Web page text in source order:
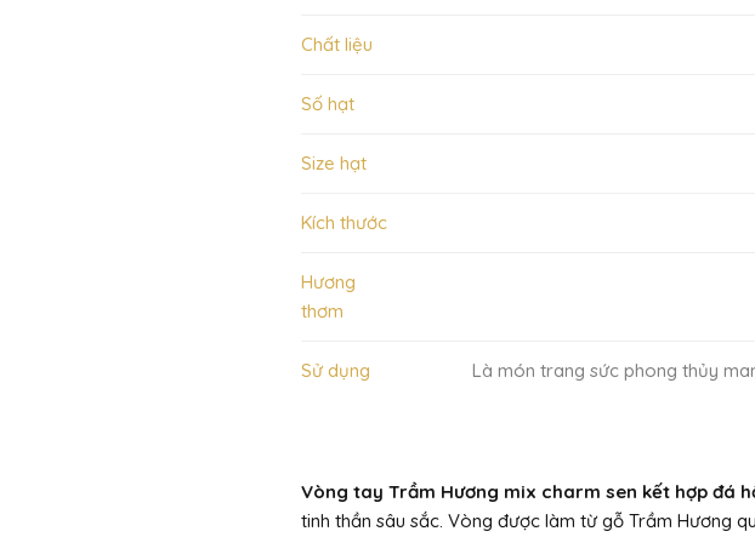
Chất liệu
Số hạt
Size hạt
Kích thước
Hương
thơm
Sử dụng
Là món trang sức phong thủy
Vòng tay Trầm Hương mix charm sen kết hợp đá
tinh thần sâu sắc. Vòng được làm từ gỗ Trầm Hương